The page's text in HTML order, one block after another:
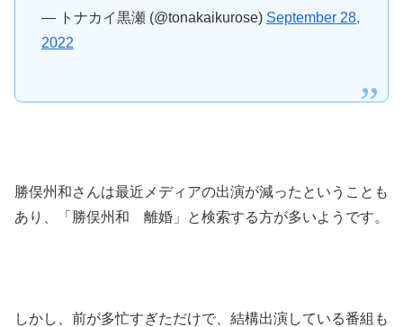
— トナカイ黒瀬 (@tonakaikurose) September 28,
2022
勝俣州和さんは最近メディアの出演が減ったということも
あり、「勝俣州和 離婚」と検索する方が多いようです。
しかし、前が多忙すぎただけで、結構出演している番組も